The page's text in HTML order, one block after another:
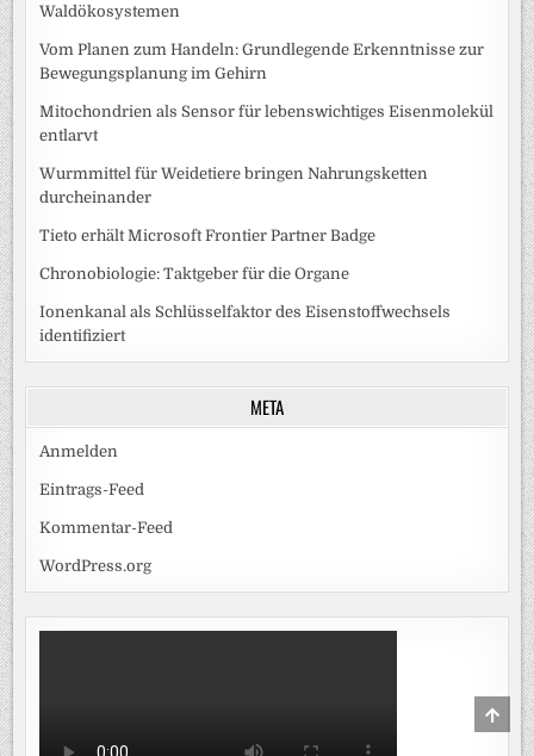
Waldökosystemen
Vom Planen zum Handeln: Grundlegende Erkenntnisse zur
Bewegungsplanung im Gehirn
Mitochondrien als Sensor für lebenswichtiges Eisenmolekül
entlarvt
Wurmmittel für Weidetiere bringen Nahrungsketten
durcheinander
Tieto erhält Microsoft Frontier Partner Badge
Chronobiologie: Taktgeber für die Organe
Ionenkanal als Schlüsselfaktor des Eisenstoffwechsels
identifiziert
META
Anmelden
Eintrags-Feed
Kommentar-Feed
WordPress.org
TO
TOP